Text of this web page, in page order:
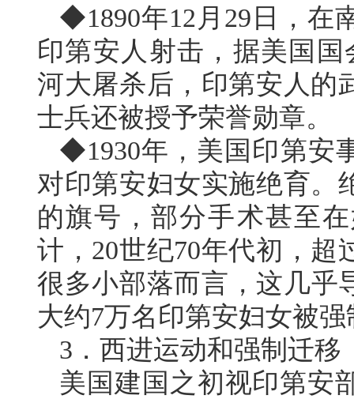
◆1890年12月29日，在
印第安人射击，据美国
河大屠杀后，印第安人的
士兵还被授予荣誉勋章。
◆1930年，美国印第安
对印第安妇女实施绝育。
的旗号，部分手术甚至
计，20世纪70年代初，超
很多小部落而言，这几乎
大约7万名印第安妇女被
3．西进运动和强制迁移
美国建国之初视印第安